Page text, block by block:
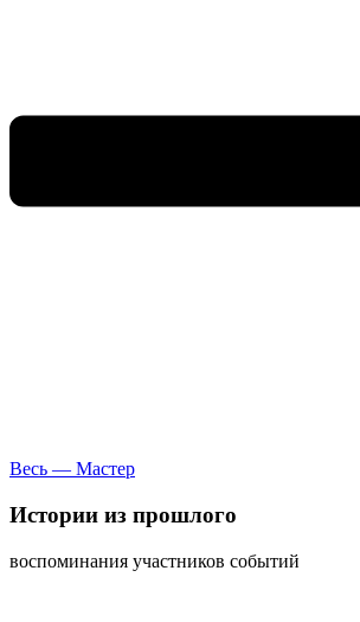
Весь — Мастер
Истории из прошлого
воспоминания участников событий